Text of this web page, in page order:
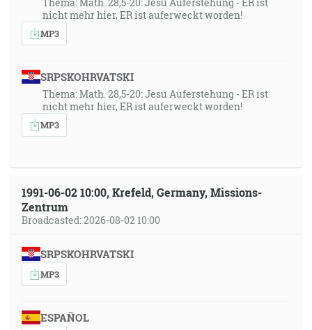
nicht mehr hier, ER ist auferweckt worden!
MP3
SRPSKOHRVATSKI
Thema: Math. 28,5-20: Jesu Auferstehung - ER ist
nicht mehr hier, ER ist auferweckt worden!
MP3
1991-06-02 10:00, Krefeld, Germany, Missions-
Zentrum
Broadcasted: 2026-08-02 10:00
SRPSKOHRVATSKI
MP3
ESPAÑOL